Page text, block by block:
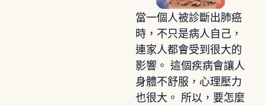
當一個人被診斷出肺癌
時，不只是病人自己，
連家人都會受到很大的
影響。 這個疾病會讓人
身體不舒服，心理壓力
也很大。 所以，要怎麼